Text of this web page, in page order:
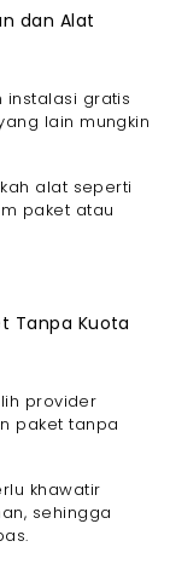
dan Alat
instalasi gratis
lain mungkin
alat seperti
paket atau
Tanpa Kuota
provider
paket tanpa
khawatir
sehingga